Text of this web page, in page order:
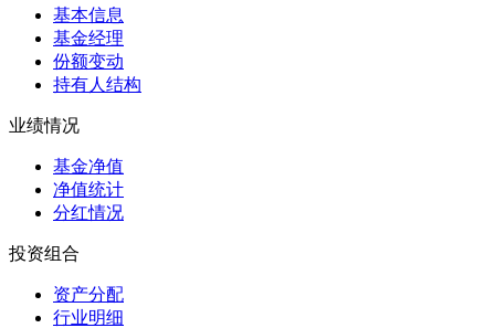
基本信息
基金经理
份额变动
持有人结构
业绩情况
基金净值
净值统计
分红情况
投资组合
资产分配
行业明细